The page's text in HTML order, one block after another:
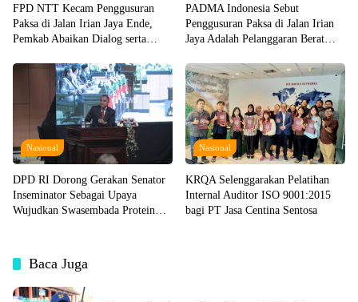
FPD NTT Kecam Penggusuran
Paksa di Jalan Irian Jaya Ende,
Pemkab Abaikan Dialog serta
PADMA Indonesia Sebut
Penggusuran Paksa di Jalan Irian
Jaya Adalah Pelanggaran Berat
Nasional
DPD RI Dorong Gerakan Senator
Inseminator Sebagai Upaya
Wujudkan Swasembada Protein
Nasional
KRQA Selenggarakan Pelatihan
Internal Auditor ISO 9001:2015
bagi PT Jasa Centina Sentosa
Baca Juga